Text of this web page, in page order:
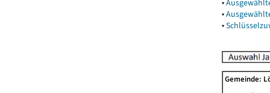
▾
▾
▾
Gemeinde: